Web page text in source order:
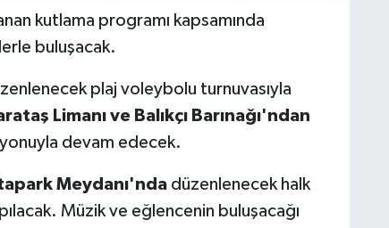
kutlama programı kapsamında
buluşacak.
plaj voleybolu turnuvasıyla
Limanı ve Balıkçı Barınağı'ndan
devam edecek.
Meydanı'ndadüzenlenecek halk
Müzik ve eğlencenin buluşacağı